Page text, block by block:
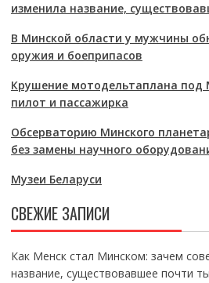
изменила название,
В Минской области у мужчины
оружия и боеприпасов
Крушение мотодельтаплана под
пилот и пассажирка
Обсерваторию Минского
без замены научного
Музеи Беларуси
СВЕЖИЕ ЗАПИСИ
Как Менск стал Минском: зачем
название, существовавшее почти